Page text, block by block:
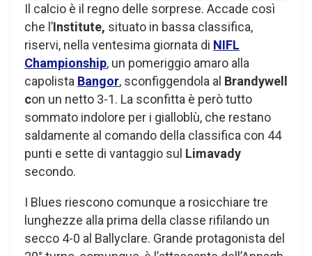
Il calcio è il regno delle sorprese. Accade così
che l’Institute, situato in bassa classifica,
riservi, nella ventesima giornata di NIFL
Championship, un pomeriggio amaro alla
capolista Bangor, sconfiggendola al Brandywell
con un netto 3-1. La sconfitta è però tutto
sommato indolore per i gialloblù, che restano
saldamente al comando della classifica con 44
punti e sette di vantaggio sul Limavady
secondo.
I Blues riescono comunque a rosicchiare tre
lunghezze alla prima della classe rifilando un
secco 4-0 al Ballyclare. Grande protagonista del